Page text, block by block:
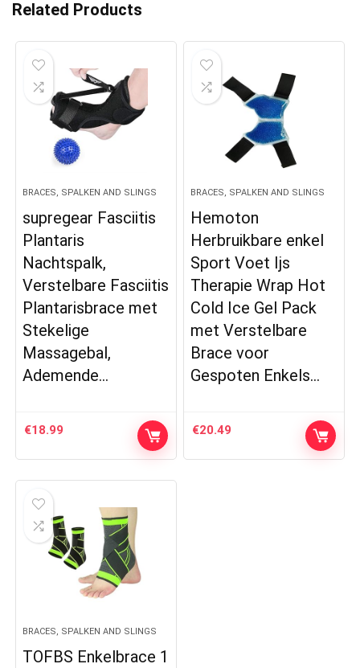
Related Products
BRACES, SPALKEN AND SLINGS
supregear Fasciitis
Plantaris
Nachtspalk,
Verstelbare Fasciitis
Plantarisbrace met
Stekelige
Massagebal,
Ademende…
€18.99
BRACES, SPALKEN AND SLINGS
Hemoton
Herbruikbare enkel
Sport Voet Ijs
Therapie Wrap Hot
Cold Ice Gel Pack
met Verstelbare
Brace voor
Gespoten Enkels…
€20.49
BRACES, SPALKEN AND SLINGS
TOFBS Enkelbrace 1